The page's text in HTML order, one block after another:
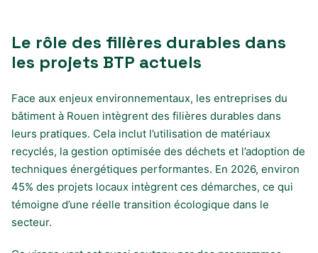
Le rôle des filières durables dans
les projets BTP actuels
Face aux enjeux environnementaux, les entreprises du
bâtiment à Rouen intègrent des filières durables dans
leurs pratiques. Cela inclut l’utilisation de matériaux
recyclés, la gestion optimisée des déchets et l’adoption de
techniques énergétiques performantes. En 2026, environ
45% des projets locaux intègrent ces démarches, ce qui
témoigne d’une réelle transition écologique dans le
secteur.